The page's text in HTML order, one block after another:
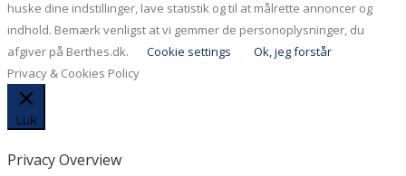
huske dine indstillinger, lave statistik og til at målrette annoncer og
indhold. Bemærk venligst at vi gemmer de personoplysninger, du
afgiver på Berthes.dk.
Cookie settings
Ok, jeg forstår
Privacy & Cookies Policy
Luk
Privacy Overview